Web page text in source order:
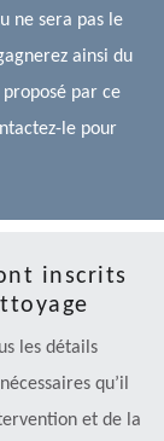
ne sera pas le
ainsi du
par ce
le pour
inscrits
les détails
qu’il
et de la